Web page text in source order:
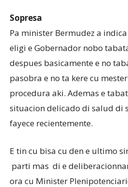
Sopresa
Pa minister Bermudez a
eligi e Gobernador nobo
despues basicamente e no
pasobra e no ta kere cu
procedura aki. Ademas e
situacion delicado di salud di
fayece recientemente.
E tin cu bisa cu den e ultimo
parti mas di e
ora cu Minister